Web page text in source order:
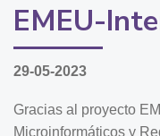
EMEU-
29-05-2023
Gracias al proyecto
Microinformáticos y